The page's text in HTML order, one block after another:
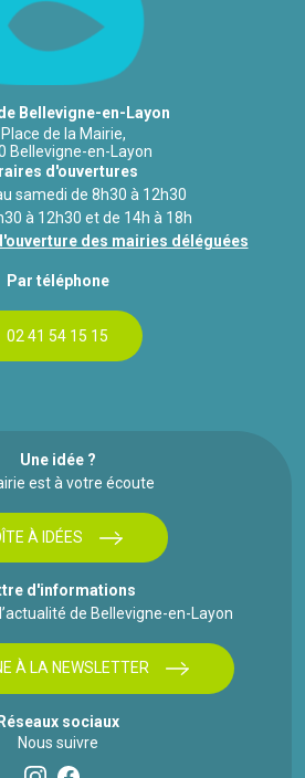
Bellevigne-en-Layon
de la Mairie,
Bellevigne-en-Layon
d'ouvertures
samedi de 8h30 à 12h30
à 12h30 et de 14h à 18h
des mairies déléguées
Par téléphone
02 41 54 15 15
Une idée ?
est à votre écoute
À IDÉES
d'informations
de Bellevigne-en-Layon
À LA NEWSLETTER
Réseaux sociaux
Nous suivre